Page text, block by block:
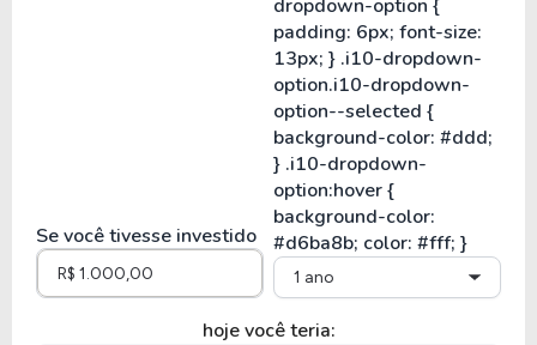
Se você tivesse investido
1 ano
hoje você teria: